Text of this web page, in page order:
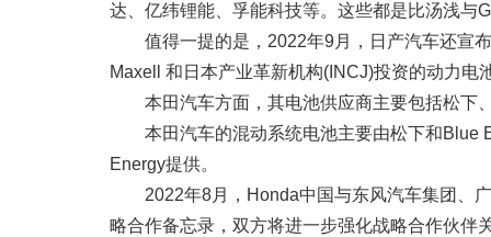
达、亿纬锂能、孚能科技等。这些都是比汤浅与
值得一提的是，2022年9月，日产汽车还宣
Maxell 和日本产业革新机构(INCJ)投资的动力电
本田汽车方面，其电池供应商主要包括松下
本田汽车的混动系统电池主要由松下和Blue
Energy提供。
2022年8月，Honda中国与东风汽车集团、
略合作备忘录，双方将进一步强化战略合作伙伴